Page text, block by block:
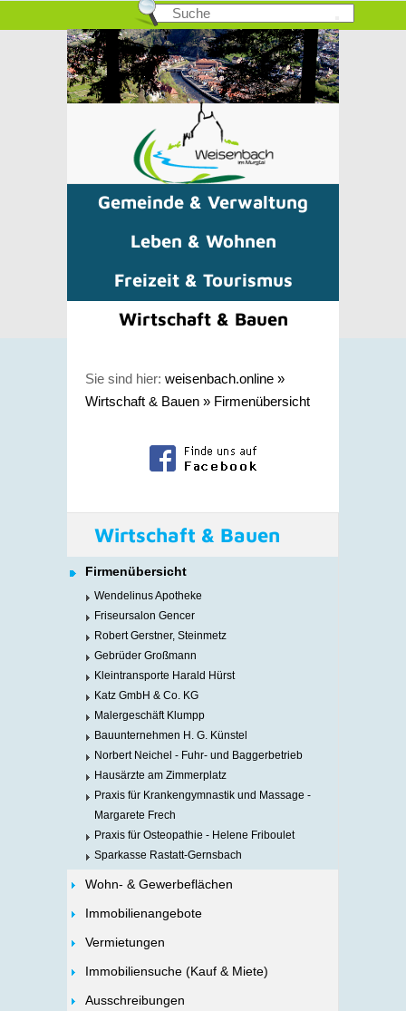
Gemeinde & Verwaltung
Leben & Wohnen
Freizeit & Tourismus
Wirtschaft & Bauen
Sie sind hier: weisenbach.online »
Wirtschaft & Bauen » Firmenübersicht
Wirtschaft & Bauen
Firmenübersicht
Wendelinus Apotheke
Friseursalon Gencer
Robert Gerstner, Steinmetz
Gebrüder Großmann
Kleintransporte Harald Hürst
Katz GmbH & Co. KG
Malergeschäft Klumpp
Bauunternehmen H. G. Künstel
Norbert Neichel - Fuhr- und Baggerbetrieb
Hausärzte am Zimmerplatz
Praxis für Krankengymnastik und Massage -
Margarete Frech
Praxis für Osteopathie - Helene Friboulet
Sparkasse Rastatt-Gernsbach
Wohn- & Gewerbeflächen
Immobilienangebote
Vermietungen
Immobiliensuche (Kauf & Miete)
Ausschreibungen